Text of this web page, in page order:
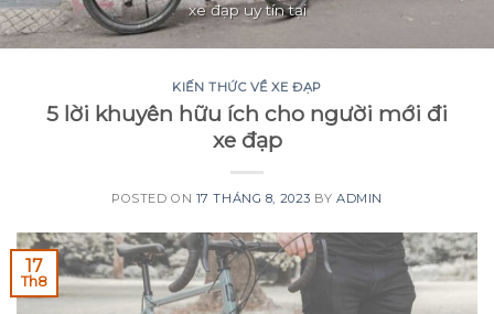
xe đạp uy tín tại
KIẾN THỨC VỀ XE ĐẠP
5 lời khuyên hữu ích cho người mới đi
xe đạp
POSTED ON 17 THÁNG 8, 2023 BY ADMIN
17
Th8